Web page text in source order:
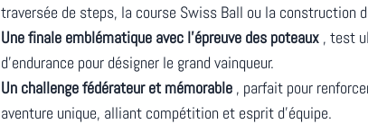
traversée de steps, la course Swiss Ball ou la construction
Une finale emblématique avec l’épreuve des poteaux , test
d’endurance pour désigner le grand vainqueur.
Un challenge fédérateur et mémorable , parfait pour
aventure unique, alliant compétition et esprit d’équipe.